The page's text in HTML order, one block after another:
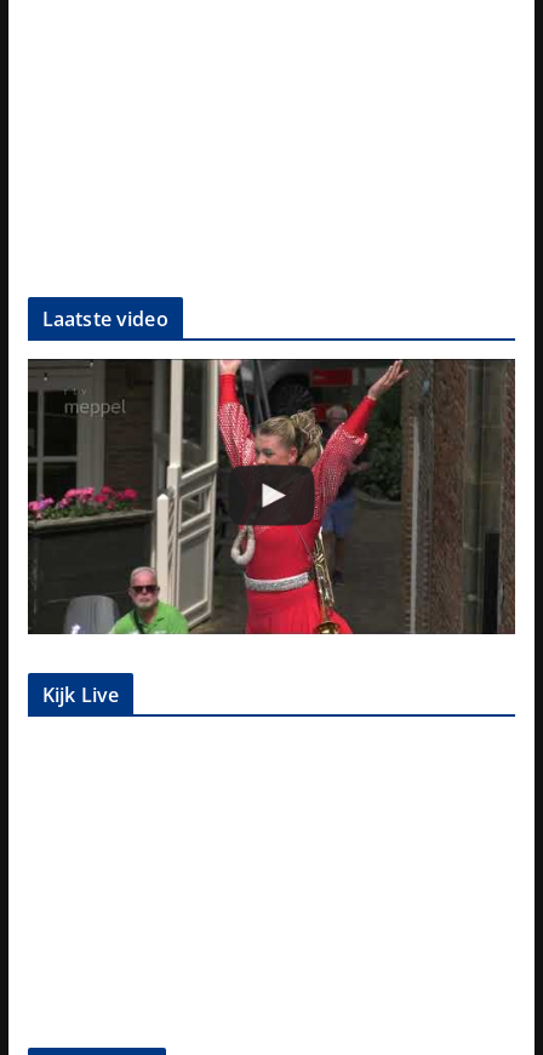
Laatste video
Kijk Live